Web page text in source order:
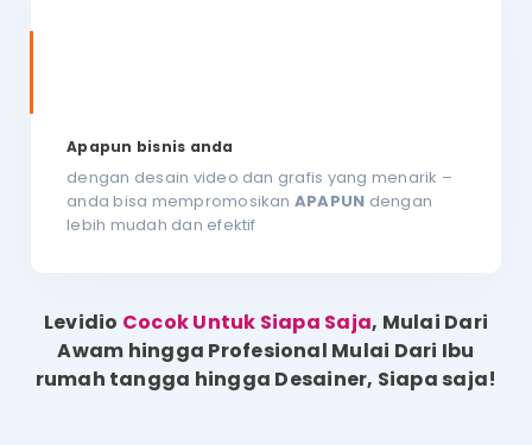
Apapun bisnis anda
dengan desain video dan grafis yang menarik –
anda bisa mempromosikan APAPUN dengan
lebih mudah dan efektif
Levidio Cocok Untuk Siapa Saja, Mulai Dari
Awam hingga Profesional Mulai Dari Ibu
rumah tangga hingga Desainer, Siapa saja!